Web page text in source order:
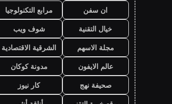
ان سفن
مرابع التكنولوجيا
خيال التقنية
شوف ويب
مجلة الاسهم
الشرقية الاقتصادية
عالم الايفون
مدونة كوكان
صحيفة نهج
كار نيوز